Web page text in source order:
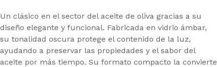
Un clásico en el sector del aceite de oliva gracias a su
diseño elegante y funcional. Fabricada en vidrio ámbar,
su tonalidad oscura protege el contenido de la luz,
ayudando a preservar las propiedades y el sabor del
aceite por más tiempo. Su formato compacto la convierte